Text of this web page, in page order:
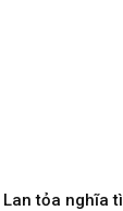
Lan tỏa nghĩa